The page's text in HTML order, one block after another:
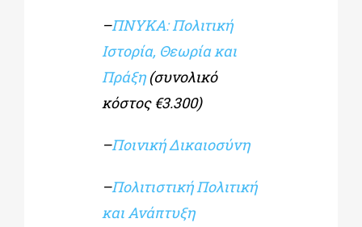
–ΠΝΥΚΑ: Πολιτική
Ιστορία, Θεωρία και
Πράξη (συνολικό
κόστος €3.300)
–Ποινική Δικαιοσύνη
–Πολιτιστική Πολιτική
και Ανάπτυξη